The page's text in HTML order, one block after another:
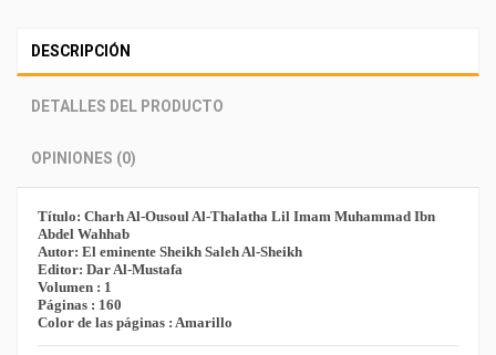
DESCRIPCIÓN
DETALLES DEL PRODUCTO
OPINIONES (0)
Título: Charh Al-Ousoul Al-Thalatha Lil Imam Muhammad Ibn
Abdel Wahhab
Autor: El eminente Sheikh Saleh Al-Sheikh
Editor: Dar Al-Mustafa
Volumen : 1
Páginas : 160
Color de las páginas : Amarillo